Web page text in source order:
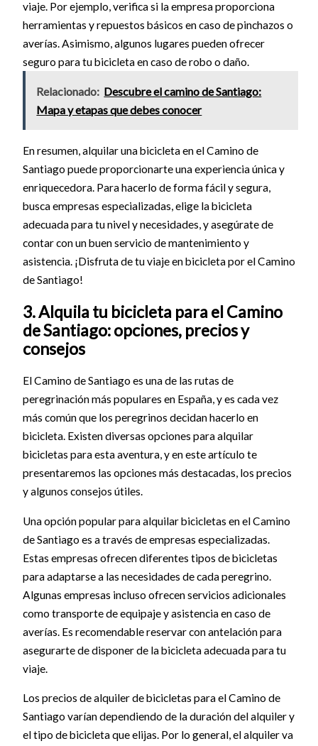
viaje. Por ejemplo, verifica si la empresa proporciona
herramientas y repuestos básicos en caso de pinchazos o
averías. Asimismo, algunos lugares pueden ofrecer
seguro para tu bicicleta en caso de robo o daño.
Relacionado: Descubre el camino de Santiago:
Mapa y etapas que debes conocer
En resumen, alquilar una bicicleta en el Camino de
Santiago puede proporcionarte una experiencia única y
enriquecedora. Para hacerlo de forma fácil y segura,
busca empresas especializadas, elige la bicicleta
adecuada para tu nivel y necesidades, y asegúrate de
contar con un buen servicio de mantenimiento y
asistencia. ¡Disfruta de tu viaje en bicicleta por el Camino
de Santiago!
3. Alquila tu bicicleta para el Camino
de Santiago: opciones, precios y
consejos
El Camino de Santiago es una de las rutas de
peregrinación más populares en España, y es cada vez
más común que los peregrinos decidan hacerlo en
bicicleta. Existen diversas opciones para alquilar
bicicletas para esta aventura, y en este artículo te
presentaremos las opciones más destacadas, los precios
y algunos consejos útiles.
Una opción popular para alquilar bicicletas en el Camino
de Santiago es a través de empresas especializadas.
Estas empresas ofrecen diferentes tipos de bicicletas
para adaptarse a las necesidades de cada peregrino.
Algunas empresas incluso ofrecen servicios adicionales
como transporte de equipaje y asistencia en caso de
averías. Es recomendable reservar con antelación para
asegurarte de disponer de la bicicleta adecuada para tu
viaje.
Los precios de alquiler de bicicletas para el Camino de
Santiago varían dependiendo de la duración del alquiler y
el tipo de bicicleta que elijas. Por lo general, el alquiler va